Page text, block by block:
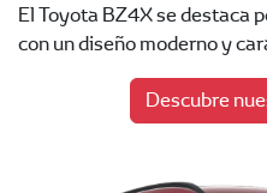
El Toyota BZ4X se destaca
con un diseño moderno y
Descubre